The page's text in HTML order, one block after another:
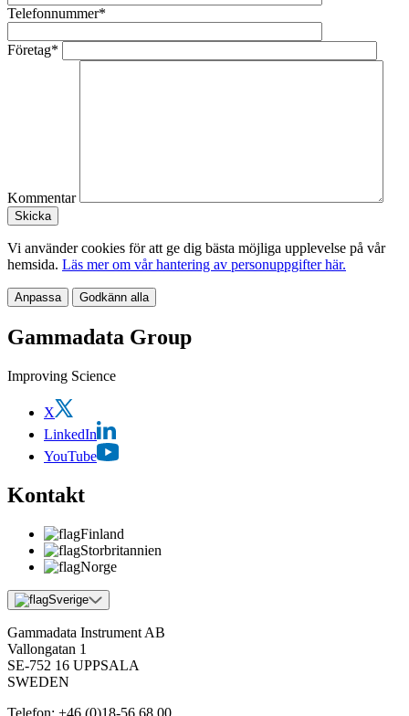
Telefonnummer*
Företag*
Kommentar
Vi använder cookies för att ge dig bästa möjliga upplevelse på vår
hemsida. Läs mer om vår hantering av personuppgifter här.
Anpassa Godkänn alla
Gammadata Group
Improving Science
X
LinkedIn
YouTube
Kontakt
Finland
Storbritannien
Norge
Sverige
Gammadata Instrument AB
Vallongatan 1
SE-752 16 UPPSALA
SWEDEN
Telefon: +46 (0)18-56 68 00